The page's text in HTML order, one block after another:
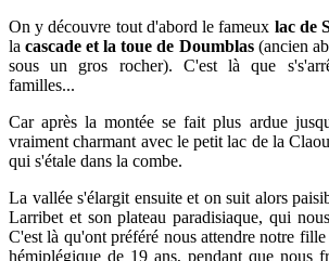
On y découvre tout d'abord le fameux lac de
lacascade et la toue de Doumblas (ancien
sous un gros rocher). C'est là que
familles...
Car après la montée se fait plus ardue
vraiment charmant avec le petit lac de la
qui s'étale dans la combe.
La vallée s'élargit ensuite et on suit alors
Larribet et son plateau paradisiaque, qui
C'est là qu'ont préféré nous attendre notre
hémiplégique de 19 ans, pendant que nous